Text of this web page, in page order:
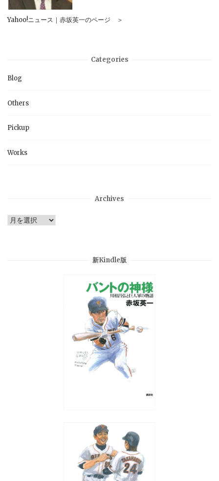
Yahoo!ニュース｜赤坂英一のページ ＞
Categories
Blog
Others
Pickup
Works
Archives
Archives
新Kindle版